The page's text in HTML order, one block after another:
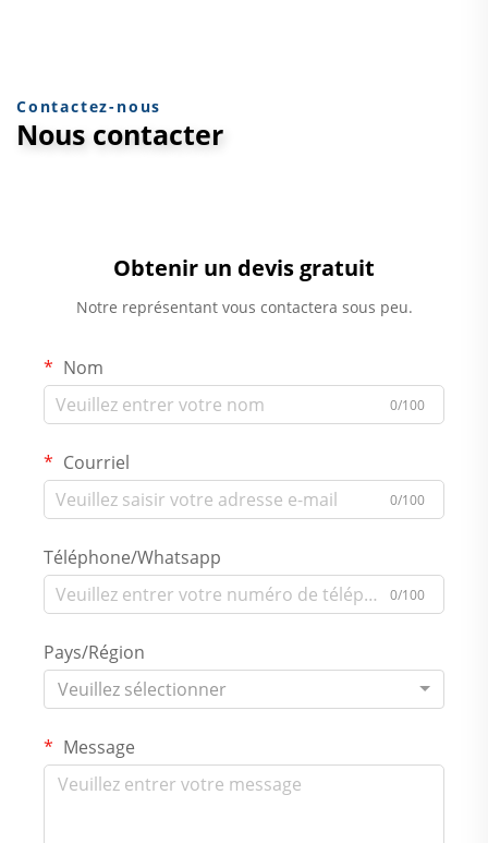
Contactez-nous
Nous contacter
Obtenir un devis gratuit
Notre représentant vous contactera sous peu.
Nom
0/100
Courriel
0/100
Téléphone/Whatsapp
0/100
Pays/Région
Veuillez sélectionner
Message